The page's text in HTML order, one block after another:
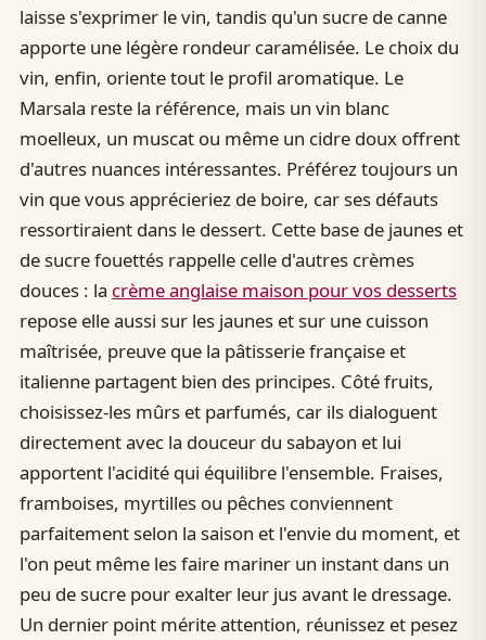
laisse s'exprimer le vin, tandis qu'un sucre de canne
apporte une légère rondeur caramélisée. Le choix du
vin, enfin, oriente tout le profil aromatique. Le
Marsala reste la référence, mais un vin blanc
moelleux, un muscat ou même un cidre doux offrent
d'autres nuances intéressantes. Préférez toujours un
vin que vous apprécieriez de boire, car ses défauts
ressortiraient dans le dessert. Cette base de jaunes et
de sucre fouettés rappelle celle d'autres crèmes
douces : la crème anglaise maison pour vos desserts
repose elle aussi sur les jaunes et sur une cuisson
maîtrisée, preuve que la pâtisserie française et
italienne partagent bien des principes. Côté fruits,
choisissez-les mûrs et parfumés, car ils dialoguent
directement avec la douceur du sabayon et lui
apportent l'acidité qui équilibre l'ensemble. Fraises,
framboises, myrtilles ou pêches conviennent
parfaitement selon la saison et l'envie du moment, et
l'on peut même les faire mariner un instant dans un
peu de sucre pour exalter leur jus avant le dressage.
Un dernier point mérite attention, réunissez et pesez